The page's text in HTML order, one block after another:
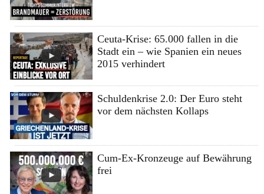
Ceuta-Krise: 65.000 fallen in die
Stadt ein – wie Spanien ein neues
2015 verhindert
Schuldenkrise 2.0: Der Euro steht
vor dem nächsten Kollaps
Cum-Ex-Kronzeuge auf Bewährung
frei